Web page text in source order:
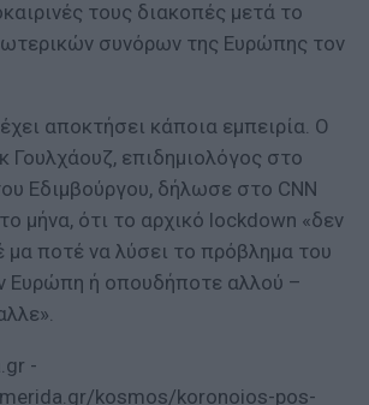
τους διακοπές μετά το
συνόρων της Ευρώπης τον
αποκτήσει κάποια εμπειρία. Ο
Γουλχάουζ, επιδημιολόγος στο
Εδιμβούργου, δήλωσε στο CNN
μήνα, ότι το αρχικό lockdown «δεν
μα ποτέ να λύσει το πρόβλημα του
Ευρώπη ή οπουδήποτε αλλού –
-
kosmos/koronoios-pos-